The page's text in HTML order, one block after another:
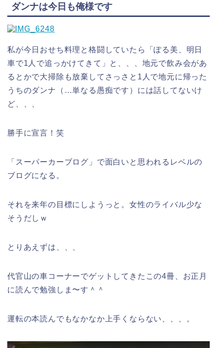
ダンナは今日も俺様です
私が今日おせち料理と格闘していたら「ぽる美、明日
車で1人で追っかけてきて」と、、、地元で飲み会があ
るとかで大掃除も放棄してさっさと1人で地元に帰った
うちのダンナ（…単なる愚痴です）には話してないけ
ど、、、
勝手に宣言！笑
「スーパーカーブログ」で面白いと思われるレベルの
ブログになる。
それを来年の目標にしようっと。女性のライバル少な
そうだしｗ
とりあえずは、、、
代官山の車コーナーでゲットしてきたこの4冊、お正月
に読んで勉強しま〜す＾＾
運転の本読んでもなかなか上手くならない、、、。